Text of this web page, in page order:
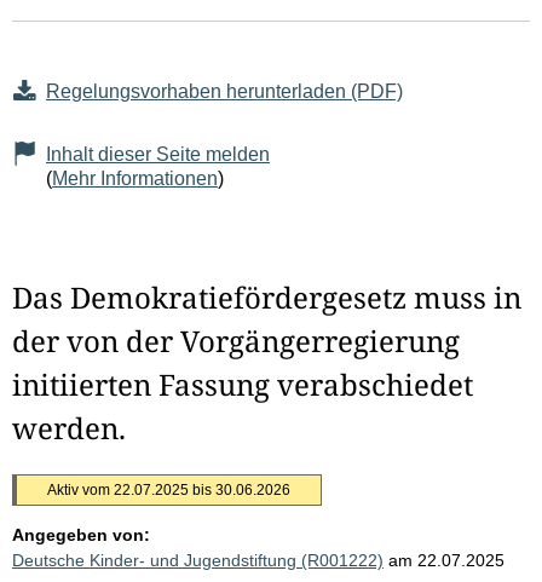
Regelungsvorhaben herunterladen (PDF)
Inhalt dieser Seite melden
(Mehr Informationen)
Das Demokratiefördergesetz muss in
der von der Vorgängerregierung
initiierten Fassung verabschiedet
werden.
Aktiv vom 22.07.2025 bis 30.06.2026
Angegeben von:
Deutsche Kinder- und Jugendstiftung (R001222) am 22.07.2025